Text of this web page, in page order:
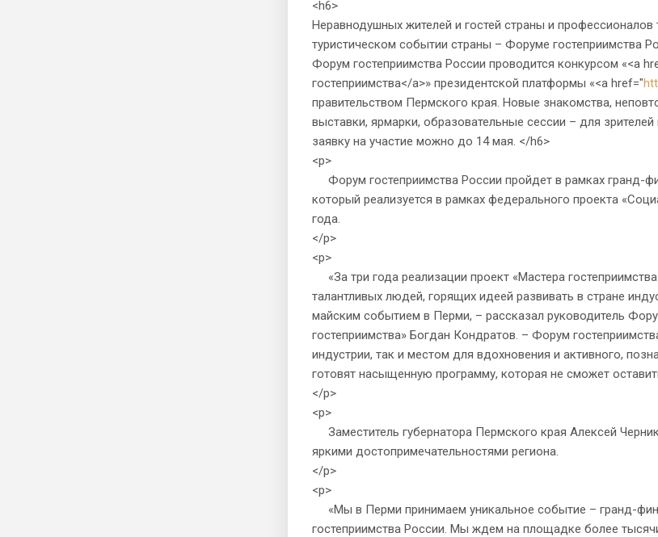
<h6>
Неравнодушных жителей и гостей страны и профессионалов
туристическом событии страны – Форуме гостеприимства
Форум гостеприимства России проводится конкурсом «<a
гостеприимства</a>» президентской платформы «<a href="
правительством Пермского края. Новые знакомства,
выставки, ярмарки, образовательные сессии – для
заявку на участие можно до 14 мая. </h6>
<p>
Форум гостеприимства России пройдет в рамках гранд-
который реализуется в рамках федерального проекта
года.
</p>
<p>
«За три года реализации проект «Мастера
талантливых людей, горящих идеей развивать в стране
майским событием в Перми, – рассказал руководитель
гостеприимства» Богдан Кондратов. – Форум
индустрии, так и местом для вдохновения и активного,
готовят насыщенную программу, которая не сможет
</p>
<p>
Заместитель губернатора Пермского края Алексей
яркими достопримечательностями региона.
</p>
<p>
«Мы в Перми принимаем уникальное событие – гранд-
гостеприимства России. Мы ждем на площадке более